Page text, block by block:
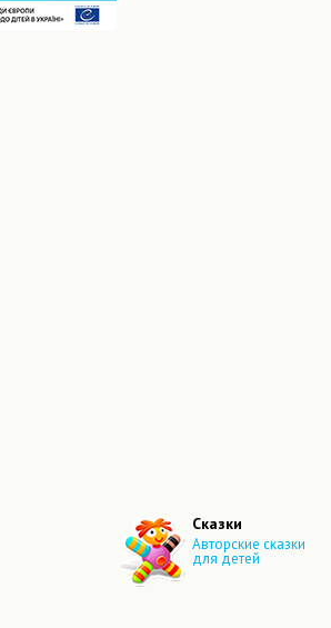
Сказки
Авторские сказки
для детей